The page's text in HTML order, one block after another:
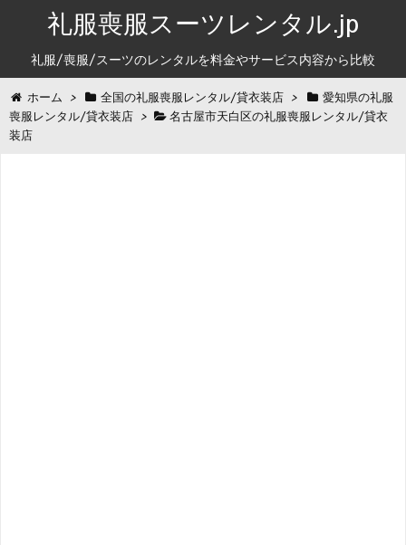
礼服喪服スーツレンタル.jp
礼服/喪服/スーツのレンタルを料金やサービス内容から比較
ホーム > 全国の礼服喪服レンタル/貸衣装店 >
愛知県の礼服
喪服レンタル/貸衣装店 >
名古屋市天白区の礼服喪服レンタル/貸衣
装店